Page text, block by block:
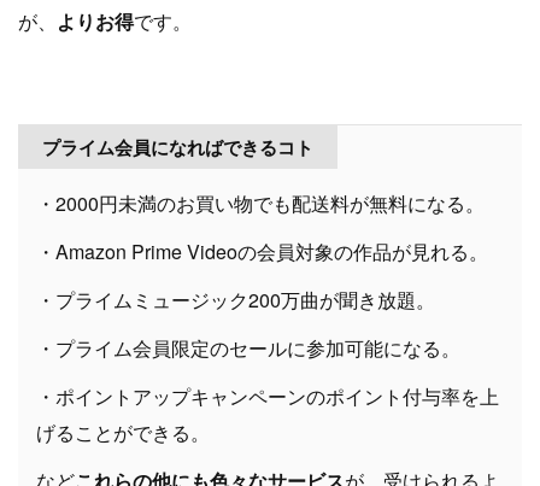
が、 よりお得です。
プライム会員になればできるコト
・2000円未満のお買い物でも配送料が無料になる。
・Amazon Prime Videoの会員対象の作品が見れる。
・プライムミュージック200万曲が聞き放題。
・プライム会員限定のセールに参加可能になる。
・ポイントアップキャンペーンのポイント付与率を上
げることができる。
などこれらの他にも色々なサービスが、受けられるよ